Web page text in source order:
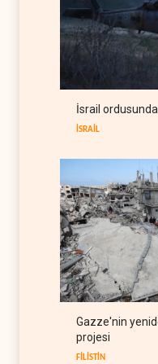
İsrail
İSRAİL
Gazze'nin
projesi
FİLİSTİN